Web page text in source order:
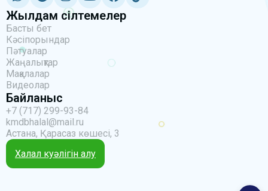
Жылдам сілтемелер
Басты бет
Кәсіпорындар
Пәтуалар
Жаңалықтар
Мақалалар
Видеолар
Байланыс
+7 (717) 299-93-84
kmdbhalal@mail.ru
Астана, Қарасаз көшесі, 3
Халал куәлігін алу